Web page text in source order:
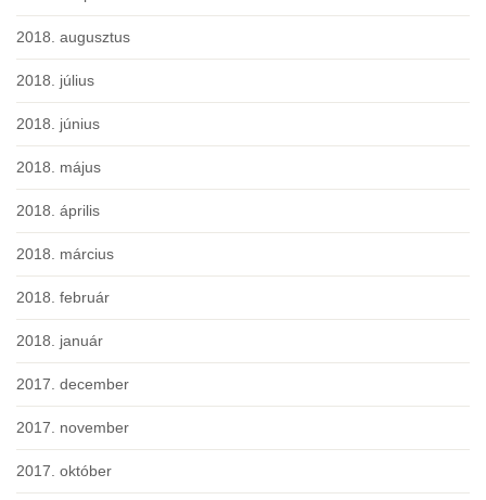
2018. augusztus
2018. július
2018. június
2018. május
2018. április
2018. március
2018. február
2018. január
2017. december
2017. november
2017. október